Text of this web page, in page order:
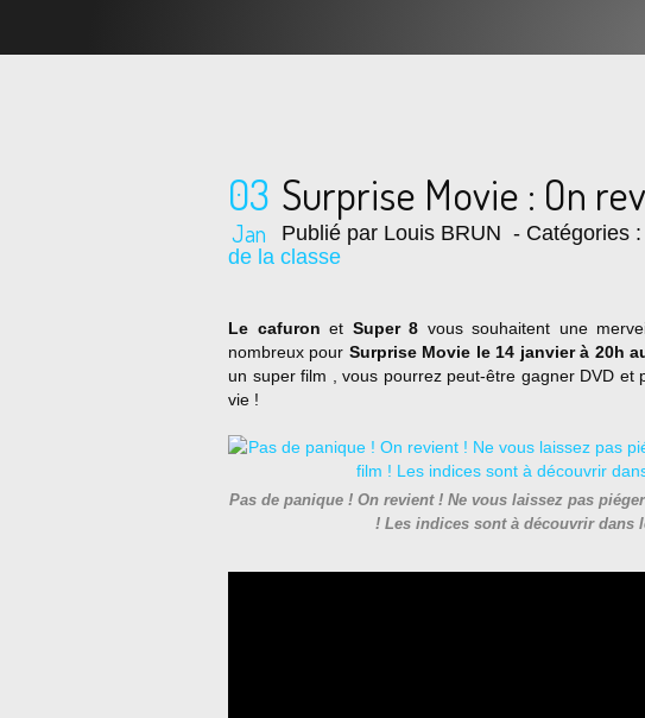
03
Jan
Surprise Movie : On
Publié par Louis BRUN - Catégories :
de la classe
Le cafuron et Super 8 vous souhaitent une
nombreux pour Surprise Movie le 14 janvier à 20h
un super film , vous pourrez peut-être gagner DVD
vie !
Pas de panique ! On revient ! Ne vous laissez pas
! Les indices sont à découvrir dans